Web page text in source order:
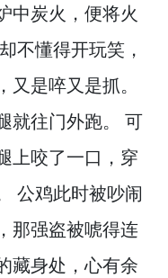
中炭火， 便将火
不懂得开玩笑，
又是啐又是抓。
就往门外跑。
可
上咬了一口， 穿
公鸡此时被吵闹
那强盗被唬得连
藏身处，心有余